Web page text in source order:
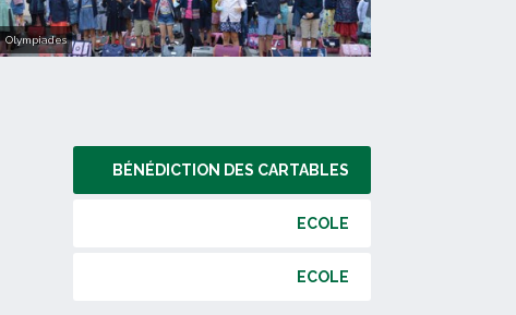
Olympiades
BÉNÉDICTION DES CARTABLES
ECOLE
ECOLE